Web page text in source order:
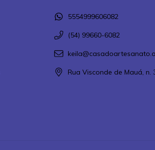
5554999606082
(54) 99660-6082
Rua Visconde de Mauá, n.